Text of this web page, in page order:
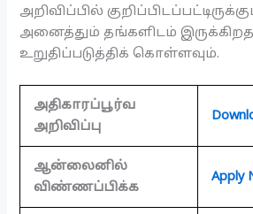
அறிவிப்பில்
அனைத்தும் தங்களிடம்
உறுதிப்படுத்திக் கொள்ளவும்.
அதிகாரப்பூர்வ
அறிவிப்பு
ஆன்லைனில்
விண்ணப்பிக்க
Apply